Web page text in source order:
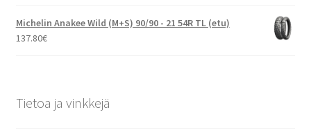
Michelin Anakee Wild (M+S) 90/90 - 21 54R TL (etu)
137.80€
Tietoa ja vinkkejä